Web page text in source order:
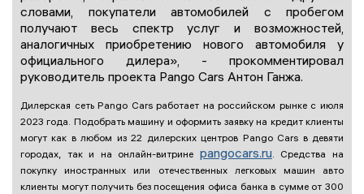
словами, покупатели автомобилей с пробегом
получают весь спектр услуг и возможностей,
аналогичных приобретению нового автомобиля у
официального дилера», - прокомментировал
руководитель проекта Pango Cars Антон Ганжа.
Дилерская сеть Pango Cars работает на российском рынке с июля
2023 года. Подобрать машину и оформить заявку на кредит клиенты
могут как в любом из 22 дилерских центров Pango Cars в девяти
городах, так и на онлайн-витрине pangocars.ru. Средства на
покупку иностранных или отечественных легковых машин авто
клиенты могут получить без посещения офиса банка в сумме от 300